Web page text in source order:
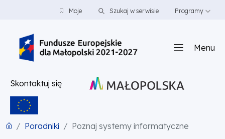
PRZEJDŹ DO TREŚCI
PRZEJDŹ DO MENUMoje Szukaj w serwisie Programy
Menu
Skontaktuj się
Poradniki Poznaj systemy informatyczne